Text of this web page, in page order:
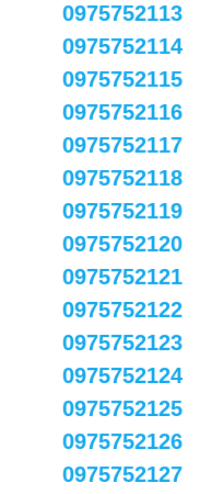
0975752113
0975752114
0975752115
0975752116
0975752117
0975752118
0975752119
0975752120
0975752121
0975752122
0975752123
0975752124
0975752125
0975752126
0975752127